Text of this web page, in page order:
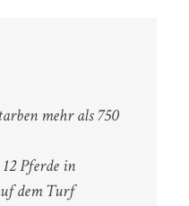
mehr als 750
Pferde in
dem Turf